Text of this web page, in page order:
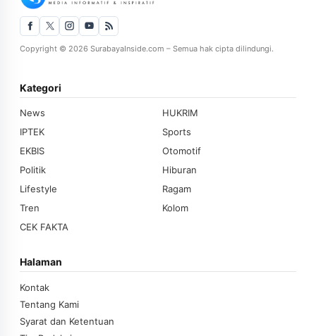
Copyright © 2026 SurabayaInside.com – Semua hak cipta dilindungi.
Kategori
News
HUKRIM
IPTEK
Sports
EKBIS
Otomotif
Politik
Hiburan
Lifestyle
Ragam
Tren
Kolom
CEK FAKTA
Halaman
Kontak
Tentang Kami
Syarat dan Ketentuan